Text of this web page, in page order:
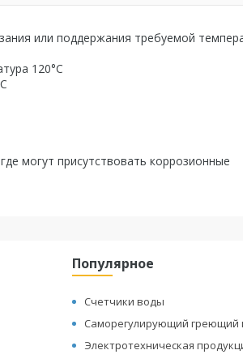
или поддержания требуемой
120°С
могут присутствовать коррозионные
Популярное
Счетчики воды
Саморегулирующий греющий
Электротехническая